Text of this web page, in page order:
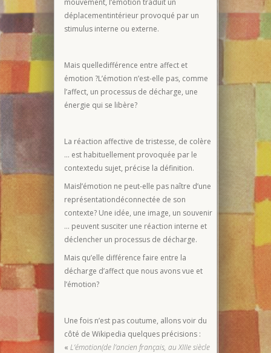
mouvement, l’émotion traduit un
déplacementintérieur provoqué par un
stimulus interne ou externe.
Mais quelledifférence entre affect et
émotion ?L’émotion n’est-elle pas, comme
l’affect, un processus de décharge, une
énergie qui se libère?
La réaction affective de tristesse, de colère
… est habituellement provoquée par le
contextedu sujet, précise la définition.
Maisl’émotion ne peut-elle pas naître d’une
représentationdéconnectée de son
contexte? Une idée, une image, un souvenir
… peuvent susciter une réaction interne et
déclencher un processus de décharge.
Mais qu’elle différence faire entre la
décharge d’affect que nous avons vue et
l’émotion?
Une fois n’est pas coutume, allons voir du
côté de Wikipedia quelques précisions :
« L’émotion(de l’ancien français, au XIIIesiècle